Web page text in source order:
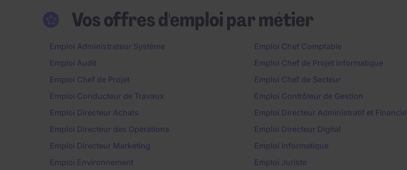
Vos offres d'emploi par métier
Emploi Administrateur Système
Emploi Audit
Emploi Chef de Projet
Emploi Conducteur de Travaux
Emploi Directeur Achats
Emploi Directeur des Opérations
Emploi Directeur Marketing
Emploi Environnement
Emploi Chef Comptable
Emploi Chef de Projet informatique
Emploi Chef de Secteur
Emploi Contrôleur de Gestion
Emploi Directeur Administratif et
Emploi Directeur Digital
Emploi Informatique
Emploi Juriste